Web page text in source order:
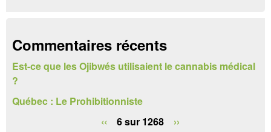
h
e
r
c
Commentaires récents
Est-ce que les Ojibwés utilisaient le cannabis médical
?
Québec : Le Prohibitionniste
‹‹
6 sur 1268 ››